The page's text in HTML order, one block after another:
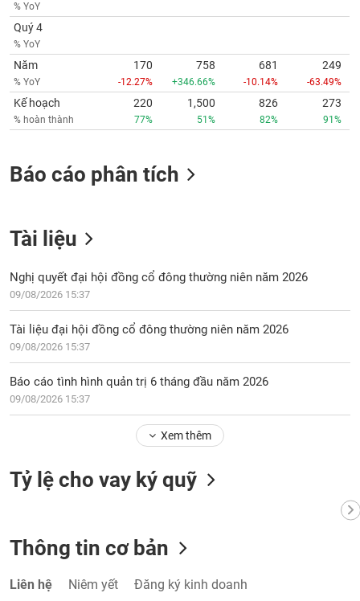
% YoY
Quý 4
% YoY
Năm
% YoY
170
-12.27%
758
+346.66%
681
-10.14%
249
-63.49%
Kế hoạch
% hoàn thành
220
77%
1,500
51%
826
82%
273
91%
Báo cáo phân tích
Tài liệu
Nghị quyết đại hội đồng cổ đông thường niên năm 2026
09/08/2026 15:37
Tài liệu đại hội đồng cổ đông thường niên năm 2026
09/08/2026 15:37
Báo cáo tình hình quản trị 6 tháng đầu năm 2026
09/08/2026 15:37
Xem thêm
Tỷ lệ cho vay ký quỹ
Thông tin cơ bản
Liên hệ Niêm yết Đăng ký kinh doanh